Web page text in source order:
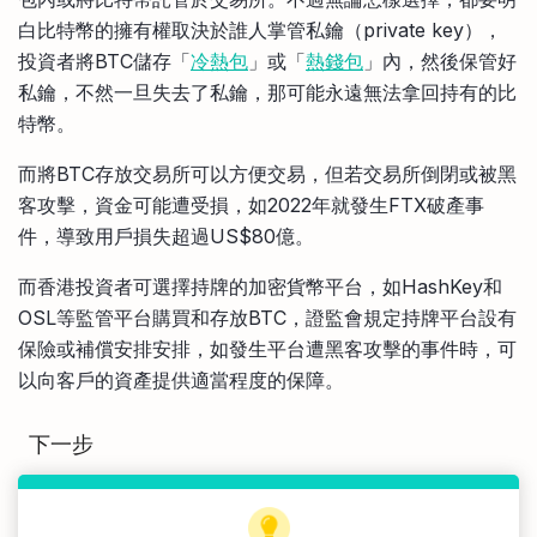
白比特幣的擁有權取決於誰人掌管私鑰（private key），
投資者將BTC儲存「冷熱包 」或「熱錢包 」內，然後保管好
私鑰，不然一旦失去了私鑰，那可能永遠無法拿回持有的比
特幣。
而將BTC存放交易所可以方便交易，但若交易所倒閉或被黑
客攻擊，資金可能遭受損，如2022年就發生FTX破產事
件，導致用戶損失超過US$80億。
而香港投資者可選擇持牌的加密貨幣平台，如HashKey和
OSL等監管平台購買和存放BTC，證監會規定持牌平台設有
保險或補償安排安排，如發生平台遭黑客攻擊的事件時，可
以向客戶的資產提供適當程度的保障。
下一步